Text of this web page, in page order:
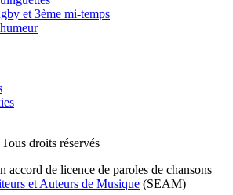
et 3ème mi-temps
droits réservés
accord de licence de paroles de chansons
et Auteurs de Musique (SEAM)